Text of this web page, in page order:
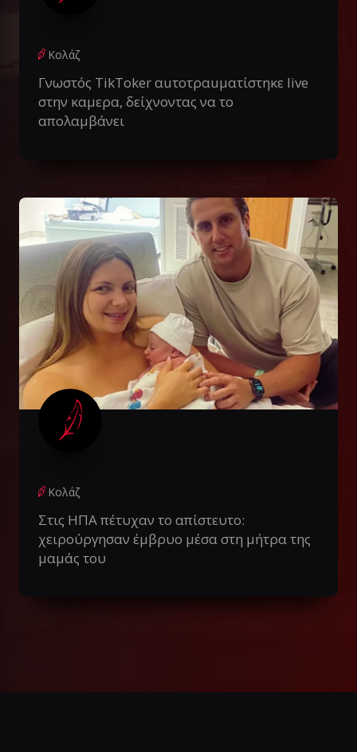
Κολάζ
Γνωστός TikToker αuτοτραuματίστηκε live
στην καμερα, δείχνοντας να το
απολαμβάνει
Κολάζ
Στις ΗΠΑ πέτυχαν το απίστευτο:
χειρούργησαν έμβρυο μέσα στη μήτρα της
μαμάς του